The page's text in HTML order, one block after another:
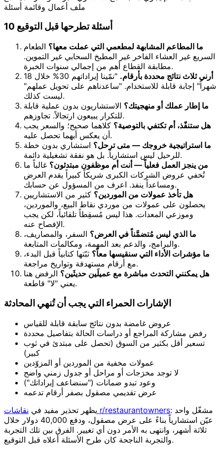
ملف أعمال وقائمة أسئلة
10 أسئلة تطرحها قبل التوقيع
ما المطاعم المشابهة لمطعمي التي عملت معها؟ الطعام
السريع غير العشاء الفاخر غير المطبخ السحابي غير التموين.
مطابقة القطاع أهم من إجمالي سنوات الخبرة.
أرني ثلاث نتائج محددة بأرقام.
"نمّينا إيراداتهم 30% خلال 18
شهراً" إجابة قابلة للاستخدام. "ساعدناهم على تحويل عملهم"
ليست كذلك.
ما إطار عملك أو منهجيتك؟ الاستشاريون بدون عملية قابلة
للتكرار يبيعون ارتجالاً. تجاوزهم.
هل ستنفّذ، أم تكتفي بالتوصية؟ كلاهما صحيح؛ والسعر يجب
أن يعكس أيهما تحصل عليه.
ما استراتيجية خروجك — متى ترحل؟ استشاري بدون خطة
للرحيل ليس استشارياً. بل هو نفقة تشغيلية دائمة.
من ينجز العمل فعلياً — أنت أم موظفون مبتدئون؟ غالباً ما
تُخفي عروض الشركات الكبرى شريكاً كبيراً يقدم العرض
ومساعداً ينفذ. اعرف من المسؤول عن حسابك.
هل تأخذ عمولات من الموردين؟ كثير من الاستشاريين
يحصلون على عمولات من موردي نقاط البيع، والموردين،
وموزعي المعدات. هذا ليس مُسقِطاً تلقائياً، لكن يجب
الإفصاح عنه.
ما الذي ليس مُتضمَّناً في العرض؟ السفر، والمصاريف،
والبرامج، والدعم بعد المهمة، ومكالمات المتابعة.
ما مؤشرات الأداء التي سنقيسها معاً؟ ثبّتها كتابياً قبل البدء،
مع أرقام مستهدفة وتواريخ مراجعة.
هل يمكنني التحدث مباشرة مع عميلَين حديثَين؟ الرفض هنا
يعني "لا" قاطعة.
الإشارات الحمراء التي يجب أن تُنهي المحادثة
عروض غامضة بدون نتائج سابقة قابلة للقياس
رفض مشاركة المراجع أو دراسات الحالة بتفاصيل محددة
تسعير أقل بكثير من السوق (تحصل على مبتدئ في ثوب
كبير)
عمولات مخفية من الموردين أو المزوّدين
لا توجد مخرَجات أو مراحل أو جدول زمني واضح
وعود تبدو ضمانات ("سنضاعف إيراداتك")
عرض تقديمي مصقول بصفر أرقام تدعمه
يظهر تحذير مفيد في نقاشات r/restaurantowners: مشغّل واحد
عيّن استشارياً بناءً على عرض مصقول، ودفع 40,000 دولار خلال
ثلاثة أشهر، وانتهى به الأمر دون أي تغيير. الفرق بين تلك التجربة
والتجربة الناجحة كان طرح الأسئلة أعلاه قبل التوقيع.